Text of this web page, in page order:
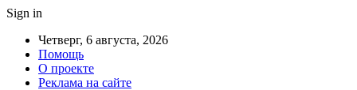
Sign in
Четверг, 6 августа, 2026
Помощь
О проекте
Реклама на сайте